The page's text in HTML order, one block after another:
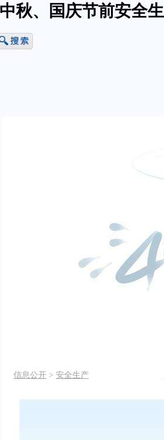
秋、国庆节前安全
信息公开 > 安全生产